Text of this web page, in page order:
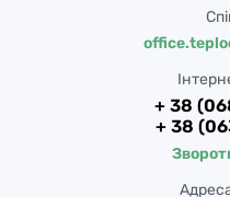
+ 38
+ 38